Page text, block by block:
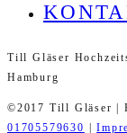
Till Gläser
Hamburg
©2017 Till Gläser |
01705579630
|